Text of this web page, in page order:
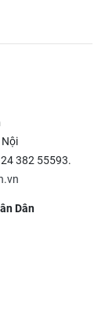
382 55593.
Dân